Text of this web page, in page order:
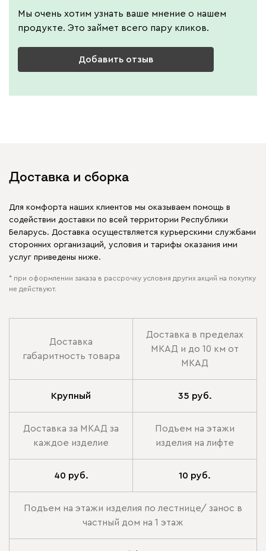
Мы очень хотим узнать ваше мнение о нашем
продукте. Это займет всего пару кликов.
Добавить отзыв
Доставка и сборка
Для комфорта наших клиентов мы оказываем помощь в
содействии доставки по всей территории Республики
Беларусь. Доставка осуществляется курьерскими службами
сторонних организаций, условия и тарифы оказания ими
услуг приведены ниже.
* при оформлении заказа в рассрочку условия других акций на покупку
не действуют.
Доставка
габаритность товара
Доставка в пределах
МКАД и до 10 км от
МКАД
Крупный 35 руб.
Доставка за МКАД за
каждое изделие
Подъем на этажи
изделия на лифте
40 руб. 10 руб.
Подъем на этажи изделия по лестнице/ занос в
частный дом на 1 этаж